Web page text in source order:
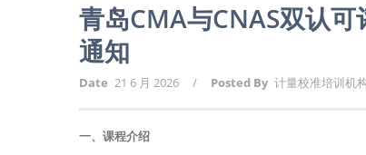
青岛CMA与CNAS双认
通知
Date 21 6 月 2026 / Posted By 计量校准培训机
一、课程介绍